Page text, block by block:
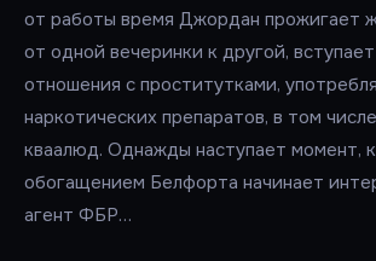
от работы время Джордан прожигает
от одной вечеринки к другой,
отношения с проститутками,
наркотических препаратов, в том
кваалюд. Однажды наступает момент,
обогащением Белфорта начинает
агент ФБР…